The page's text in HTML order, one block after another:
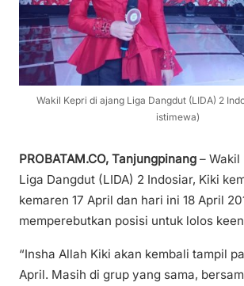
Wakil Kepri di ajang Liga Dangdut (LIDA) 2
istimewa)
PROBATAM.CO, Tanjungpinang – Wakil
Liga Dangdut (LIDA) 2 Indosiar, Kiki
kemaren 17 April dan hari ini 18 April
memperebutkan posisi untuk lolos
“Insha Allah Kiki akan kembali tampil
April. Masih di grup yang sama,